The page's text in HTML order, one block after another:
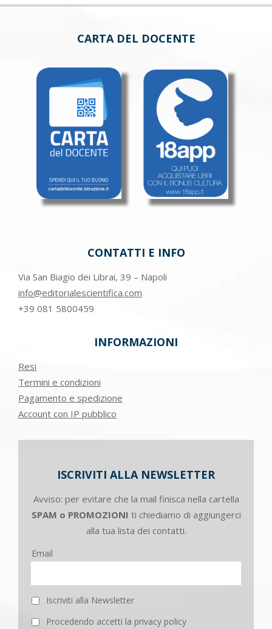
CARTA DEL DOCENTE
CONTATTI E INFO
Via San Biagio dei Librai, 39 – Napoli
info@editorialescientifica.com
+39 081 5800459
INFORMAZIONI
Resi
Termini e condizioni
Pagamento e spedizione
Account con IP pubblico
ISCRIVITI ALLA NEWSLETTER
Avviso: per evitare che la mail finisca nella cartella
SPAM o PROMOZIONI ti chiediamo di aggiungerci
alla tua lista dei contatti.
Email
Iscriviti alla Newsletter
Procedendo accetti la privacy policy